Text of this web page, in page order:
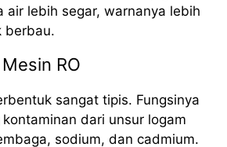
air lebih segar, warnanya lebih
berbau.
RO
sangat tipis. Fungsinya
dari unsur logam
sodium, dan cadmium.